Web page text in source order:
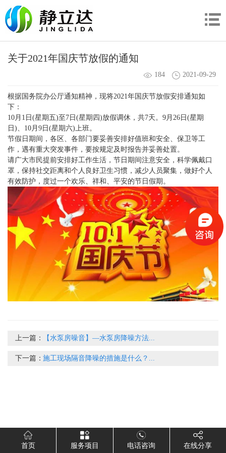
关于2021年国庆节放假的通知
184 2021-09-29
根据国务院办公厅通知精神，现将2021年国庆节放假安排通知如
下：
10月1日(星期五)至7日(星期四)放假调休，共7天。9月26日(星期
日)、10月9日(星期六)上班。
节假日期间，各区、各部门要妥善安排好值班和安全、保卫等工
作，遇有重大突发事件，要按规定及时报告并妥善处置。
请广大市民提前安排好工作生活，节日期间注意安全，科学佩戴口
罩，保持社交距离和个人良好卫生习惯，减少人员聚集，做好个人
有效防护，度过一个欢乐、祥和、平安的节日假期。
上一篇： 【水泵房噪音】—水泵房降噪方法...
下一篇：施工现场隔音降噪的措施是什么？...
首页 服务项目 电话咨询 在线分享